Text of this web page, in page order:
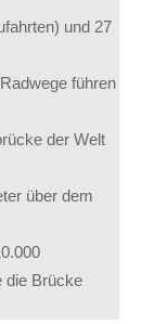
und 27
führen
der Welt
über dem
die Brücke